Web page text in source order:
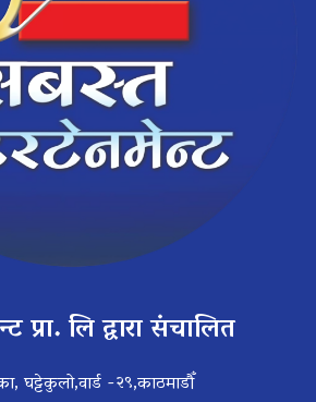
प्रा. लि द्वारा संचालित
घट्टेकुलो,वार्ड -२९,काठमाडौँ